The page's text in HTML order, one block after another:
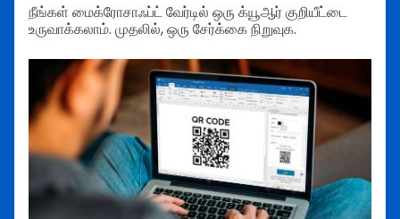
நீங்கள் மைக்ரோசாஃப்ட் வேர்டில் ஒரு க்யூஆர் குறியீட்டை
உருவாக்கலாம். முதலில், ஒரு சேர்க்கை நிறுவுக.